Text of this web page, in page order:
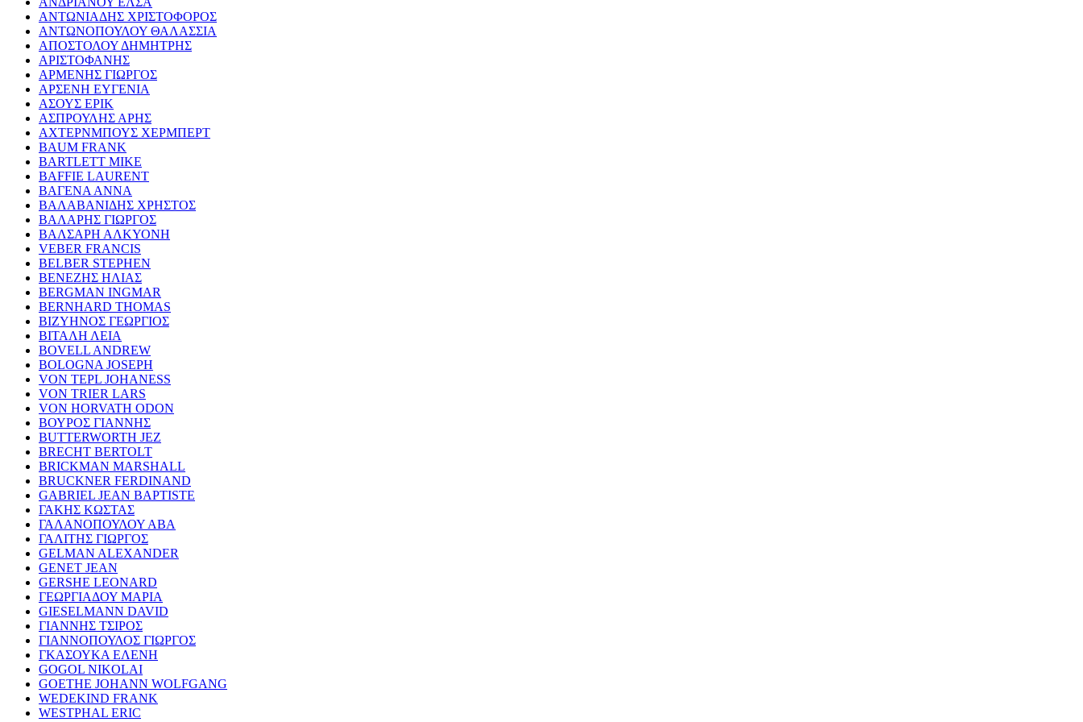
ΑΝΤΩΝΙΑΔΗΣ ΧΡΙΣΤΟΦΟΡΟΣ
ΑΝΤΩΝΟΠΟΥΛΟΥ ΘΑΛΑΣΣΙΑ
ΑΠΟΣΤΟΛΟΥ ΔΗΜΗΤΡΗΣ
ΑΡΙΣΤΟΦΑΝΗΣ
ΑΡΜΕΝΗΣ ΓΙΩΡΓΟΣ
ΑΡΣΕΝΗ ΕΥΓΕΝΙΑ
ΑΣΟΥΣ ΕΡΙΚ
ΑΣΠΡΟΥΛΗΣ ΑΡΗΣ
ΑΧΤΕΡΝΜΠΟΥΣ ΧΕΡΜΠΕΡΤ
BAUM FRANK
BARTLETT MIKE
BAFFIE LAURENT
ΒΑΓΕΝΑ ΑΝΝΑ
ΒΑΛΑΒΑΝΙΔΗΣ ΧΡΗΣΤΟΣ
ΒΑΛΑΡΗΣ ΓΙΩΡΓΟΣ
ΒΑΛΣΑΡΗ ΑΛΚΥΟΝΗ
VEBER FRANCIS
BELBER STEPHEN
ΒΕΝΕΖΗΣ ΗΛΙΑΣ
BERGMAN INGMAR
BERNHARD THOMAS
ΒΙΖΥΗΝΟΣ ΓΕΩΡΓΙΟΣ
ΒΙΤΑΛΗ ΛΕΙΑ
BOVELL ANDREW
BOLOGNA JOSEPH
VON TEPL JOHANESS
VON TRIER LARS
VON HORVATH ODON
ΒΟΥΡΟΣ ΓΙΑΝΝΗΣ
BUTTERWORTH JEZ
BRECHT BERTOLT
BRICKMAN MARSHALL
BRUCKNER FERDINAND
GABRIEL JEAN BAPTISTE
ΓΑΚΗΣ ΚΩΣΤΑΣ
ΓΑΛΑΝΟΠΟΥΛΟΥ ΑΒΑ
ΓΑΛΙΤΗΣ ΓΙΩΡΓΟΣ
GELMAN ALEXANDER
GENET JEAN
GERSHE LEONARD
ΓΕΩΡΓΙΑΔΟΥ ΜΑΡΙΑ
GIESELMANN DAVID
ΓΙΑΝΝΗΣ ΤΣΙΡΟΣ
ΓΙΑΝΝΟΠΟΥΛΟΣ ΓΙΩΡΓΟΣ
ΓΚΑΣΟΥΚΑ ΕΛΕΝΗ
GOGOL NIKOLAI
GOETHE JOHANN WOLFGANG
WEDEKIND FRANK
WESTPHAL ERIC